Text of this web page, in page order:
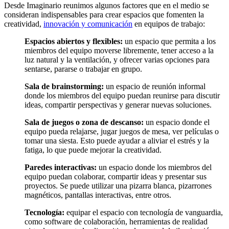
Desde Imaginario reunimos algunos factores que en el medio se
consideran indispensables para crear espacios que fomenten la
creatividad, innovación y comunicación en equipos de trabajo:
Espacios abiertos y flexibles: un espacio que permita a los
miembros del equipo moverse libremente, tener acceso a la
luz natural y la ventilación, y ofrecer varias opciones para
sentarse, pararse o trabajar en grupo.
Sala de brainstorming: un espacio de reunión informal
donde los miembros del equipo puedan reunirse para discutir
ideas, compartir perspectivas y generar nuevas soluciones.
Sala de juegos o zona de descanso: un espacio donde el
equipo pueda relajarse, jugar juegos de mesa, ver películas o
tomar una siesta. Esto puede ayudar a aliviar el estrés y la
fatiga, lo que puede mejorar la creatividad.
Paredes interactivas: un espacio donde los miembros del
equipo puedan colaborar, compartir ideas y presentar sus
proyectos. Se puede utilizar una pizarra blanca, pizarrones
magnéticos, pantallas interactivas, entre otros.
Tecnología: equipar el espacio con tecnología de vanguardia,
como software de colaboración, herramientas de realidad